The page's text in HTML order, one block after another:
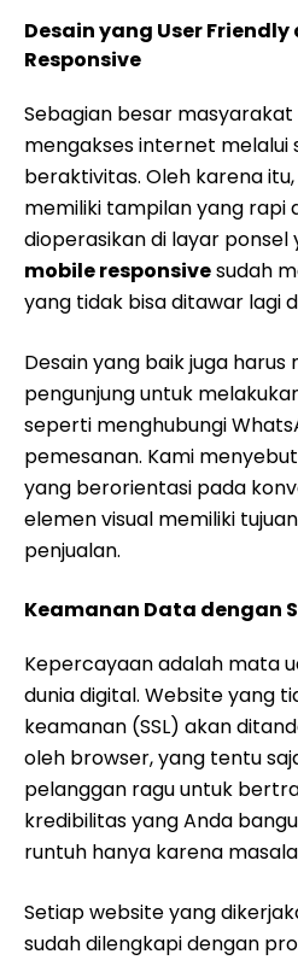
Desain yang User
Responsive
Sebagian besar masyarakat
mengakses internet
beraktivitas. Oleh karena
memiliki tampilan yang rapi
dioperasikan di layar ponsel
mobile responsivesudah
yang tidak bisa ditawar lagi
Desain yang baik juga
pengunjung untuk
seperti menghubungi
pemesanan. Kami
yang berorientasi pada
elemen visual memiliki
penjualan.
Keamanan Data dengan
Kepercayaan adalah mata
dunia digital. Website yang
keamanan (SSL) akan
oleh browser, yang tentu
pelanggan ragu untuk
kredibilitas yang Anda
runtuh hanya karena
Setiap website yang
sudah dilengkapi dengan